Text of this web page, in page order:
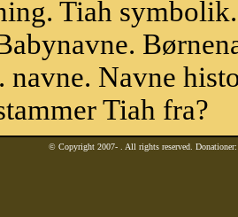
Tiah
navne. Navne
Tiah fra?
© Copyright 2007- . All rights reserved.